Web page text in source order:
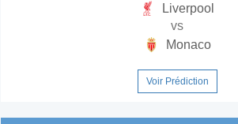
Liverpool
vs
Monaco
Voir Prédiction